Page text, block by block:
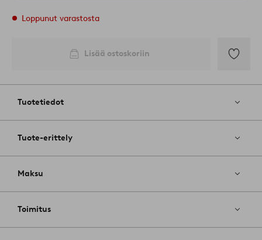
Loppunut varastosta
Lisää ostoskoriin
Tuotetiedot
Tuote-erittely
Maksu
Toimitus